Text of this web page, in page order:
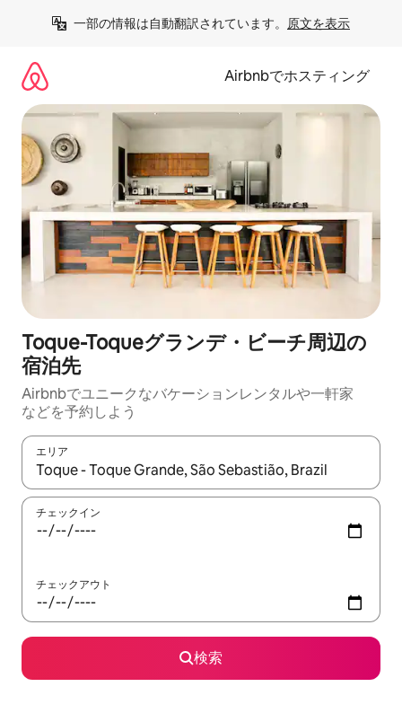
一部の情報は自動翻訳されています。 原文を表示
Airbnbでホスティング
Toque-Toqueグランデ・ビーチ⁠周⁠辺⁠の
宿⁠泊⁠先
Airbnbでユニークなバ⁠ケ⁠ー⁠シ⁠ョ⁠ンレ⁠ン⁠タ⁠ルや一⁠軒⁠家
な⁠ど⁠を予⁠約⁠し⁠よ⁠う
エリア
検索結果が表示されたら、上下の矢印キーを使って移動するか
チェックイン
チェックアウト
検索